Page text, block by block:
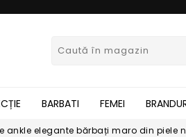
BARBATI FEMEI
ankle elegante bărbați maro din piele